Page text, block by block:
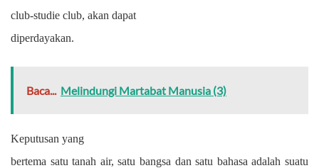
club-studie club, akan dapat
diperdayakan.
Baca... Melindungi Martabat Manusia (3)
Keputusan yang
bertema satu tanah air, satu bangsa dan satu bahasa adalah suatu